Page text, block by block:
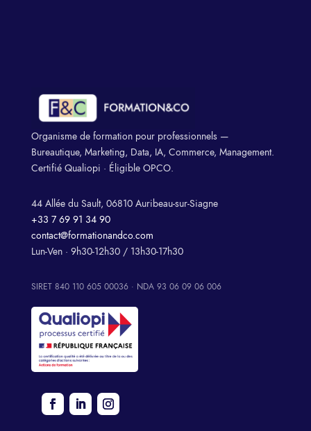
Organisme de formation pour professionnels —
Bureautique, Marketing, Data, IA, Commerce, Management.
Certifié Qualiopi · Éligible OPCO.
44 Allée du Sault, 06810 Auribeau-sur-Siagne
+33 7 69 91 34 90
contact@formationandco.com
Lun-Ven · 9h30-12h30 / 13h30-17h30
SIRET 840 110 605 00036 · NDA 93 06 09 06 006